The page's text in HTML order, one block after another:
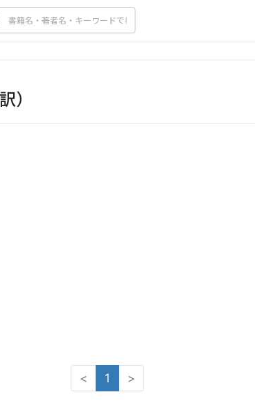
）
< 1 >